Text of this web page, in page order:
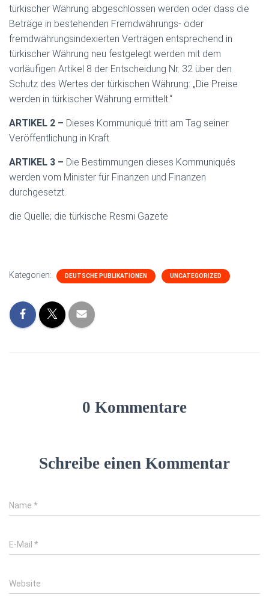
türkischer Währung abgeschlossen werden oder dass die
Beträge in bestehenden Fremdwährungs- oder
fremdwährungsindexierten Verträgen entsprechend in
türkischer Währung neu festgelegt werden mit dem
vorläufigen Artikel 8 der Entscheidung Nr. 32 über den
Schutz des Wertes der türkischen Währung: „Die Preise
werden in türkischer Währung ermittelt.“
ARTIKEL 2 – Dieses Kommuniqué tritt am Tag seiner
Veröffentlichung in Kraft.
ARTIKEL 3 – Die Bestimmungen dieses Kommuniqués
werden vom Minister für Finanzen und Finanzen
durchgesetzt.
die Quelle; die türkische Resmi Gazete
Kategorien: DEUTSCHE PUBLIKATIONEN UNCATEGORIZED
0 Kommentare
Schreibe einen Kommentar
Name *
E-Mail *
Website